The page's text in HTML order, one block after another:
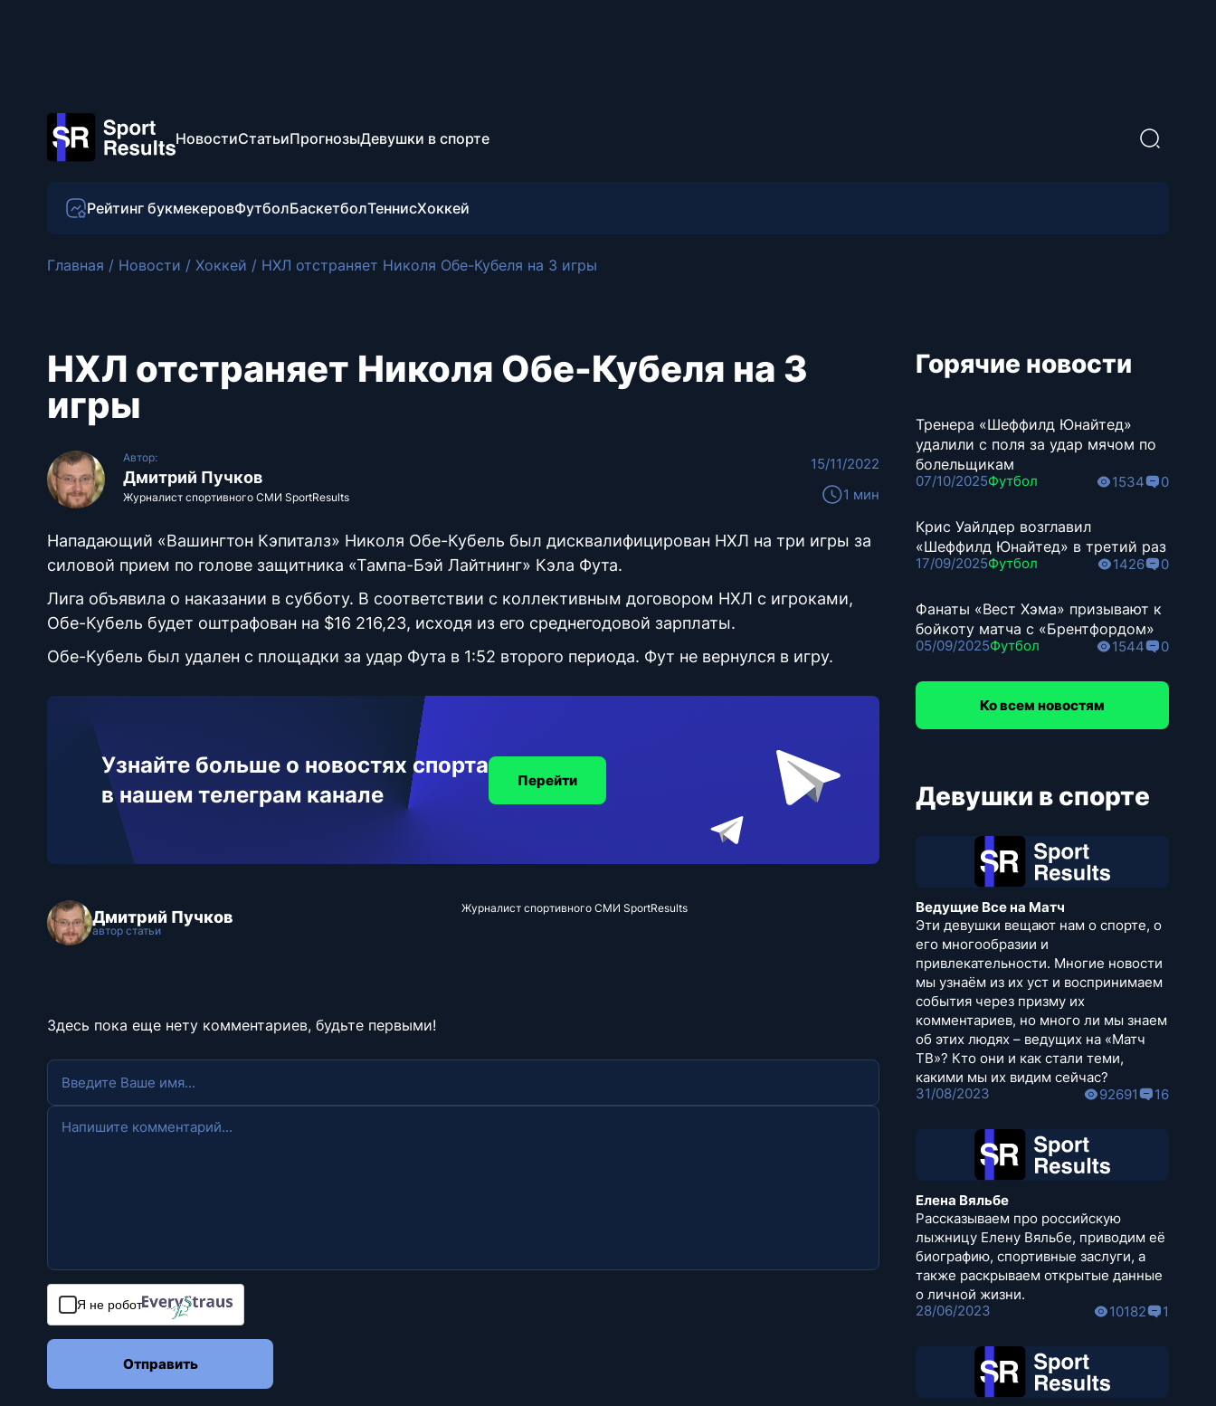
НовостиСтатьиПрогнозыДевушки в спорте
Рейтинг букмекеровФутболБаскетболТеннисХоккей
Главная / Новости / Хоккей / НХЛ отстраняет Николя Обе-Кубеля на 3 игры
НХЛ отстраняет Николя Обе-Кубеля на 3
игры
Автор:
Дмитрий Пучков
Журналист спортивного СМИ SportResults
15/11/2022
1 мин
Нападающий «Вашингтон Кэпиталз» Николя Обе-Кубель был дисквалифицирован НХЛ на три игры за
силовой прием по голове защитника «Тампа-Бэй Лайтнинг» Кэла Фута.
Лига объявила о наказании в субботу. В соответствии с коллективным договором НХЛ с игроками,
Обе-Кубель будет оштрафован на $16 216,23, исходя из его среднегодовой зарплаты.
Обе-Кубель был удален с площадки за удар Фута в 1:52 второго периода. Фут не вернулся в игру.
Узнайте больше о новостях спорта
в нашем телеграм канале
Перейти
Дмитрий Пучков
автор статьи
Журналист спортивного СМИ SportResults
Здесь пока еще нету комментариев, будьте первыми!
Я не робот
Отправить
Горячие новости
Тренера «Шеффилд Юнайтед»
удалили с поля за удар мячом по
болельщикам
07/10/2025Футбол 1534 0
Крис Уайлдер возглавил
«Шеффилд Юнайтед» в третий раз
17/09/2025Футбол 1426 0
Фанаты «Вест Хэма» призывают к
бойкоту матча с «Брентфордом»
05/09/2025Футбол 1544 0
Ко всем новостям
Девушки в спорте
Ведущие Все на Матч
Эти девушки вещают нам о спорте, о
его многообразии и
привлекательности. Многие новости
мы узнаём из их уст и воспринимаем
события через призму их
комментариев, но много ли мы знаем
об этих людях – ведущих на «Матч
ТВ»? Кто они и как стали теми,
какими мы их видим сейчас?
31/08/2023
92691 16
Елена Вяльбе
Рассказываем про российскую
лыжницу Елену Вяльбе, приводим её
биографию, спортивные заслуги, а
также раскрываем открытые данные
о личной жизни.
28/06/2023
10182 1